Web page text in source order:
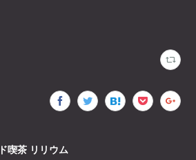
喫茶 リリウム